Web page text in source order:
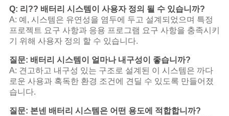
Q: 리?? 배터리 시스템이 사용자 정의 될 수 있습니까?
A: 예, 시스템은 유연성을 염두에 두고 설계되었으며 특정
프로젝트 요구 사항과 응용 프로그램 요구 사항을 충족시키
기 위해 사용자 정의 할 수 있습니다.
질문: 배터리 시스템이 얼마나 내구성이 좋습니까?
A: 견고하고 내구성 있는 구조로 설계된 이 시스템은 까다
로운 사용과 혹독한 환경 조건에 견딜 수 있도록 만들어졌
습니다.
질문: 본넨 배터리 시스템은 어떤 용도에 적합합니까?